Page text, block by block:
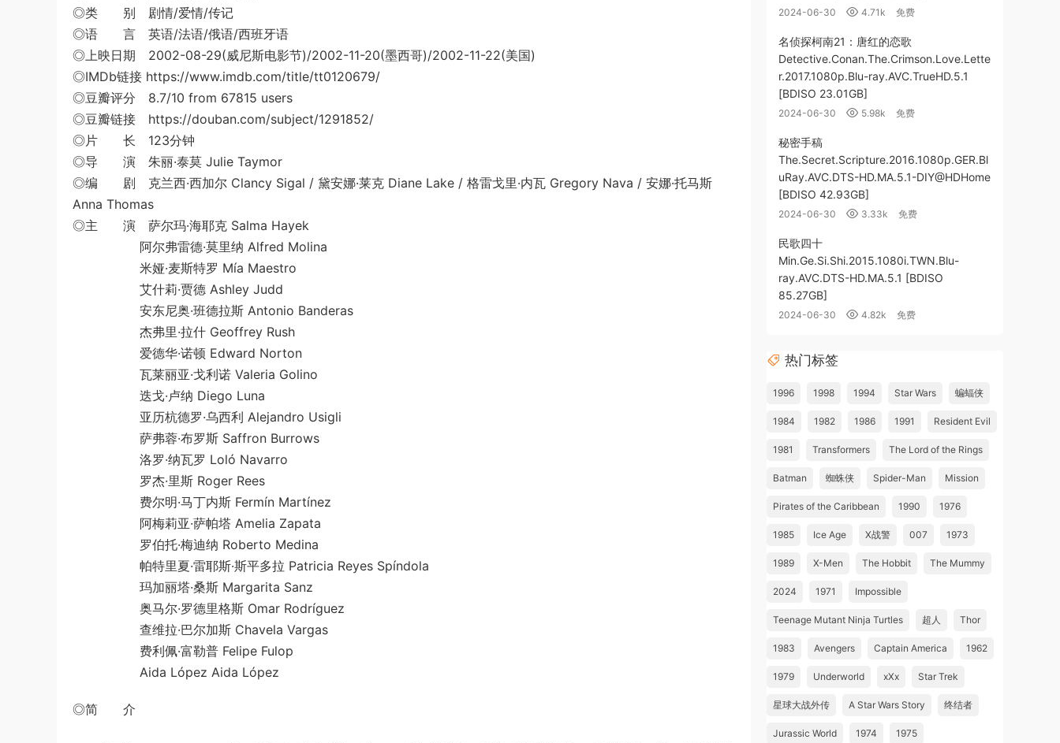
◎类 别 剧情/爱情/传记
◎语 言 英语/法语/俄语/西班牙语
◎上映日期 2002-08-29(威尼斯电影节)/2002-11-20(墨西哥)/2002-11-22(美国)
◎IMDb链接 https://www.imdb.com/title/tt0120679/
◎豆瓣评分 8.7/10 from 67815 users
◎豆瓣链接 https://douban.com/subject/1291852/
◎片 长 123分钟
◎导 演 朱丽·泰莫 Julie Taymor
◎编 剧 克兰西·西加尔 Clancy Sigal / 黛安娜·莱克 Diane Lake / 格雷戈里·内瓦 Gregory Nava / 安娜·托马斯
Anna Thomas
◎主 演 萨尔玛·海耶克 Salma Hayek
阿尔弗雷德·莫里纳 Alfred Molina
米娅·麦斯特罗 Mía Maestro
艾什莉·贾德 Ashley Judd
安东尼奥·班德拉斯 Antonio Banderas
杰弗里·拉什 Geoffrey Rush
爱德华·诺顿 Edward Norton
瓦莱丽亚·戈利诺 Valeria Golino
迭戈·卢纳 Diego Luna
亚历杭德罗·乌西利 Alejandro Usigli
萨弗蓉·布罗斯 Saffron Burrows
洛罗·纳瓦罗 Loló Navarro
罗杰·里斯 Roger Rees
费尔明·马丁内斯 Fermín Martínez
阿梅莉亚·萨帕塔 Amelia Zapata
罗伯托·梅迪纳 Roberto Medina
帕特里夏·雷耶斯·斯平多拉 Patricia Reyes Spíndola
玛加丽塔·桑斯 Margarita Sanz
奥马尔·罗德里格斯 Omar Rodríguez
查维拉·巴尔加斯 Chavela Vargas
费利佩·富勒普 Felipe Fulop
Aida López Aida López
◎简 介
2024-06-30 4.71k 免费
名侦探柯南21：唐红的恋歌
Detective.Conan.The.Crimson.Love.Lette
r.2017.1080p.Blu-ray.AVC.TrueHD.5.1
[BDISO 23.01GB]
2024-06-30 5.98k 免费
秘密手稿
The.Secret.Scripture.2016.1080p.GER.Bl
uRay.AVC.DTS-HD.MA.5.1-DIY@HDHome
[BDISO 42.93GB]
2024-06-30 3.33k 免费
民歌四十
Min.Ge.Si.Shi.2015.1080i.TWN.Blu-
ray.AVC.DTS-HD.MA.5.1 [BDISO
85.27GB]
2024-06-30 4.82k 免费
热门标签
1996 1998 1994 Star Wars 蝙蝠侠
1984 1982 1986 1991 Resident Evil
1981 Transformers The Lord of the Rings
Batman 蜘蛛侠 Spider-Man Mission
Pirates of the Caribbean 1990 1976
1985 Ice Age X战警 007 1973
1989 X-Men The Hobbit The Mummy
2024 1971 Impossible
Teenage Mutant Ninja Turtles 超人 Thor
1983 Avengers Captain America 1962
1979 Underworld xXx Star Trek
星球大战外传 A Star Wars Story 终结者
Jurassic World 1974 1975